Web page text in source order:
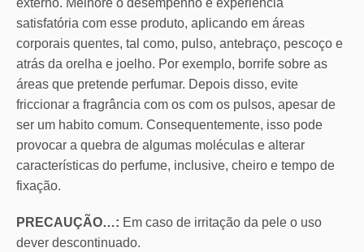
externo. Melhore o desempenho e experiência
satisfatória com esse produto, aplicando em áreas
corporais quentes, tal como, pulso, antebraço, pescoço e
atrás da orelha e joelho. Por exemplo, borrife sobre as
áreas que pretende perfumar. Depois disso, evite
friccionar a fragrância com os com os pulsos, apesar de
ser um habito comum. Consequentemente, isso pode
provocar a quebra de algumas moléculas e alterar
características do perfume, inclusive, cheiro e tempo de
fixação.
PRECAUÇÃO…: Em caso de irritação da pele o uso
dever descontinuado.